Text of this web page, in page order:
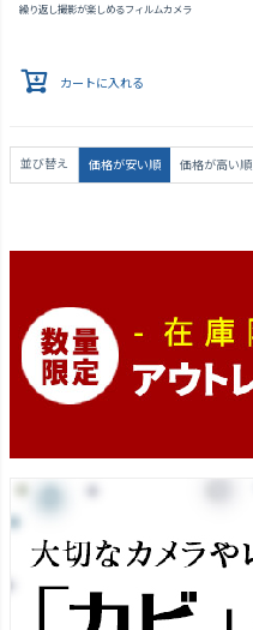
繰り返し撮影が楽しめるフィルムカメラ
カートに入れる
並び替え 価格が安い順 価格が高い順